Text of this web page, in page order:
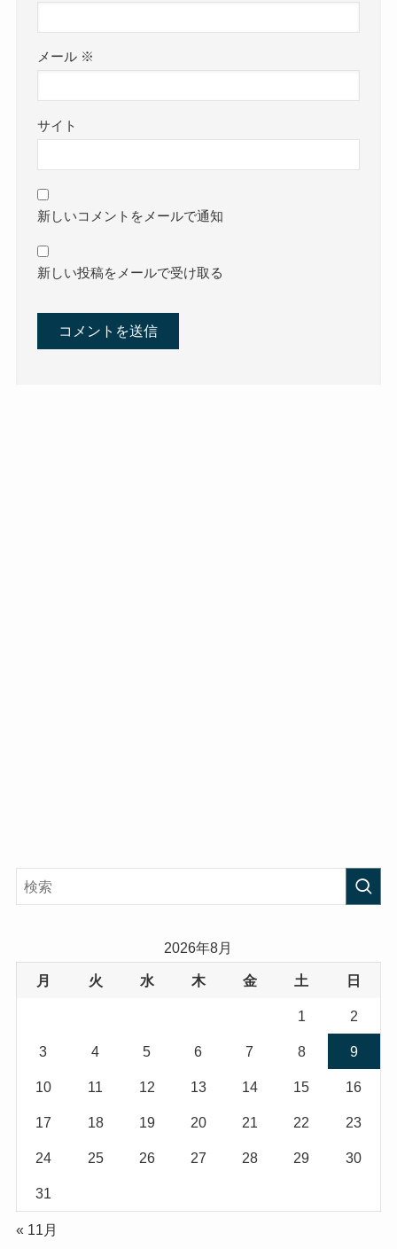
メール ※
サイト
新しいコメントをメールで通知
新しい投稿をメールで受け取る
2026年8月
月 火 水 木 金 土 日
1 2
3 4 5 6 7 8 9
10 11 12 13 14 15 16
17 18 19 20 21 22 23
24 25 26 27 28 29 30
31
« 11月